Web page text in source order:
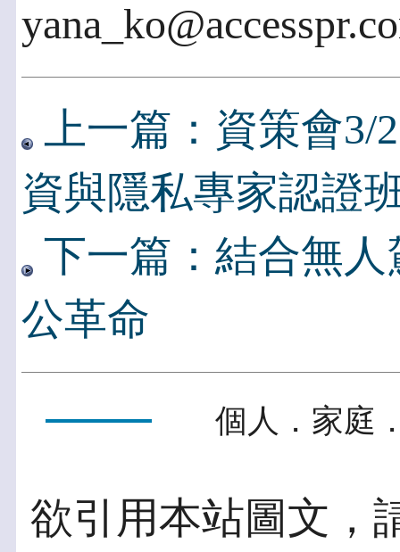
上一篇：資策會3/
資與隱私專家認證
下一篇：結合無
公革命
個人．家庭
欲引用本站圖文，